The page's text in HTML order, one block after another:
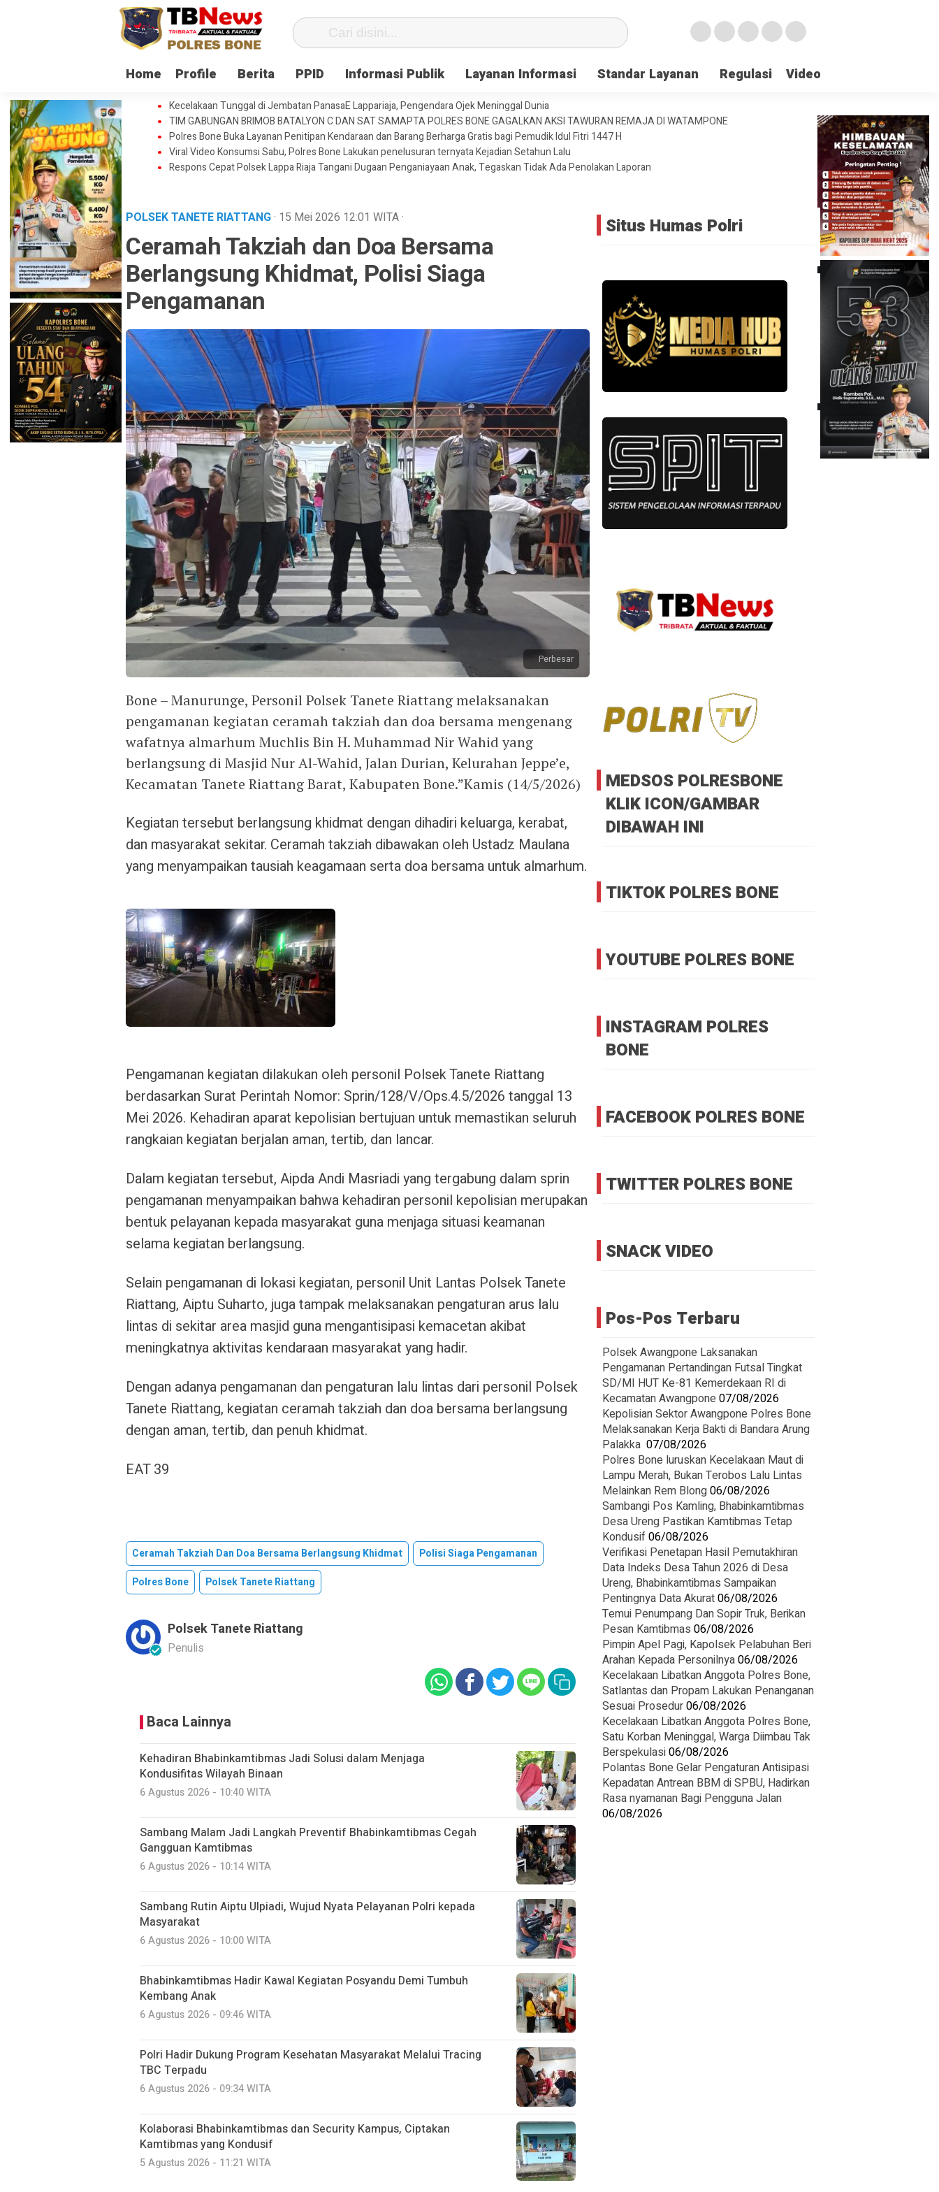
Home Profile Berita PPID Informasi Publik Layanan Informasi Standar Layanan Regulasi Video
Kecelakaan Tunggal di Jembatan PanasaE Lappariaja, Pengendara Ojek Meninggal Dunia
TIM GABUNGAN BRIMOB BATALYON C DAN SAT SAMAPTA POLRES BONE GAGALKAN AKSI TAWURAN REMAJA DI WATAMPONE
Polres Bone Buka Layanan Penitipan Kendaraan dan Barang Berharga Gratis bagi Pemudik Idul Fitri 1447 H
Viral Video Konsumsi Sabu, Polres Bone Lakukan penelusuran ternyata Kejadian Setahun Lalu
Respons Cepat Polsek Lappa Riaja Tangani Dugaan Penganiayaan Anak, Tegaskan Tidak Ada Penolakan Laporan
POLSEK TANETE RIATTANG· 15 Mei 2026 12:01 WITA·
Ceramah Takziah dan Doa Bersama
Berlangsung Khidmat, Polisi Siaga
Pengamanan
Perbesar
Bone – Manurunge, Personil Polsek Tanete Riattang melaksanakan
pengamanan kegiatan ceramah takziah dan doa bersama mengenang
wafatnya almarhum Muchlis Bin H. Muhammad Nir Wahid yang
berlangsung di Masjid Nur Al-Wahid, Jalan Durian, Kelurahan Jeppe’e,
Kecamatan Tanete Riattang Barat, Kabupaten Bone.”Kamis (14/5/2026)
Kegiatan tersebut berlangsung khidmat dengan dihadiri keluarga, kerabat,
dan masyarakat sekitar. Ceramah takziah dibawakan oleh Ustadz Maulana
yang menyampaikan tausiah keagamaan serta doa bersama untuk almarhum.
Pengamanan kegiatan dilakukan oleh personil Polsek Tanete Riattang
berdasarkan Surat Perintah Nomor: Sprin/128/V/Ops.4.5/2026 tanggal 13
Mei 2026. Kehadiran aparat kepolisian bertujuan untuk memastikan seluruh
rangkaian kegiatan berjalan aman, tertib, dan lancar.
Dalam kegiatan tersebut, Aipda Andi Masriadi yang tergabung dalam sprin
pengamanan menyampaikan bahwa kehadiran personil kepolisian merupakan
bentuk pelayanan kepada masyarakat guna menjaga situasi keamanan
selama kegiatan berlangsung.
Selain pengamanan di lokasi kegiatan, personil Unit Lantas Polsek Tanete
Riattang, Aiptu Suharto, juga tampak melaksanakan pengaturan arus lalu
lintas di sekitar area masjid guna mengantisipasi kemacetan akibat
meningkatnya aktivitas kendaraan masyarakat yang hadir.
Dengan adanya pengamanan dan pengaturan lalu lintas dari personil Polsek
Tanete Riattang, kegiatan ceramah takziah dan doa bersama berlangsung
dengan aman, tertib, dan penuh khidmat.
EAT 39
Ceramah Takziah Dan Doa Bersama Berlangsung Khidmat
Polisi Siaga Pengamanan
Polres Bone
Polsek Tanete Riattang
Polsek Tanete Riattang
Penulis
Baca Lainnya
Kehadiran Bhabinkamtibmas Jadi Solusi dalam Menjaga
Kondusifitas Wilayah Binaan
6 Agustus 2026 - 10:40 WITA
Sambang Malam Jadi Langkah Preventif Bhabinkamtibmas Cegah
Gangguan Kamtibmas
6 Agustus 2026 - 10:14 WITA
Sambang Rutin Aiptu Ulpiadi, Wujud Nyata Pelayanan Polri kepada
Masyarakat
6 Agustus 2026 - 10:00 WITA
Bhabinkamtibmas Hadir Kawal Kegiatan Posyandu Demi Tumbuh
Kembang Anak
6 Agustus 2026 - 09:46 WITA
Polri Hadir Dukung Program Kesehatan Masyarakat Melalui Tracing
TBC Terpadu
6 Agustus 2026 - 09:34 WITA
Kolaborasi Bhabinkamtibmas dan Security Kampus, Ciptakan
Kamtibmas yang Kondusif
5 Agustus 2026 - 11:21 WITA
Situs Humas Polri
MEDSOS POLRESBONE
KLIK ICON/GAMBAR
DIBAWAH INI
TIKTOK POLRES BONE
YOUTUBE POLRES BONE
INSTAGRAM POLRES
BONE
FACEBOOK POLRES BONE
TWITTER POLRES BONE
SNACK VIDEO
Pos-Pos Terbaru
Polsek Awangpone Laksanakan
Pengamanan Pertandingan Futsal Tingkat
SD/MI HUT Ke-81 Kemerdekaan RI di
Kecamatan Awangpone07/08/2026
‎Kepolisian Sektor Awangpone Polres Bone
Melaksanakan Kerja Bakti di Bandara Arung
Palakka ‎ 07/08/2026
Polres Bone luruskan Kecelakaan Maut di
Lampu Merah, Bukan Terobos Lalu Lintas
Melainkan Rem Blong06/08/2026
Sambangi Pos Kamling, Bhabinkamtibmas
Desa Ureng Pastikan Kamtibmas Tetap
Kondusif06/08/2026
Verifikasi Penetapan Hasil Pemutakhiran
Data Indeks Desa Tahun 2026 di Desa
Ureng, Bhabinkamtibmas Sampaikan
Pentingnya Data Akurat06/08/2026
Temui Penumpang Dan Sopir Truk, Berikan
Pesan Kamtibmas 06/08/2026
Pimpin Apel Pagi, Kapolsek Pelabuhan Beri
Arahan Kepada Personilnya06/08/2026
Kecelakaan Libatkan Anggota Polres Bone,
Satlantas dan Propam Lakukan Penanganan
Sesuai Prosedur06/08/2026
Kecelakaan Libatkan Anggota Polres Bone,
Satu Korban Meninggal, Warga Diimbau Tak
Berspekulasi06/08/2026
Polantas Bone Gelar Pengaturan Antisipasi
Kepadatan Antrean BBM di SPBU, Hadirkan
Rasa nyamanan Bagi Pengguna Jalan
06/08/2026